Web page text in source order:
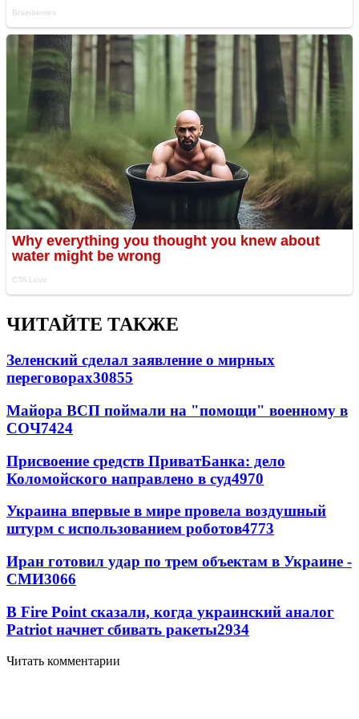
ЧИТАЙТЕ ТАКЖЕ
Зеленский сделал заявление о мирных
переговорах30855
Майора ВСП поймали на "помощи" военному в
СОЧ7424
Присвоение средств ПриватБанка: дело
Коломойского направлено в суд4970
Украина впервые в мире провела воздушный
штурм с использованием роботов4773
Иран готовил удар по трем объектам в Украине -
СМИ3066
В Fire Point сказали, когда украинский аналог
Patriot начнет сбивать ракеты2934
Читать комментарии